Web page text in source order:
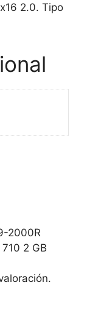
2.0. Tipo
2000R
2 GB